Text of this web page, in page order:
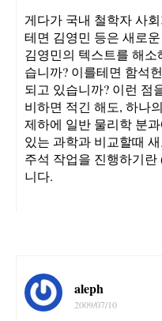
게다가 국내 철학자 사
테면 김영민 등은 새로
김영민의 텍스트를 해
습니까? 이를테면 함석
되고 있습니까? 이런 점
비하면 적긴 해도, 하나
제하에 일반 물리학 분
있는 과학과 비교할때
주석 작업을 진행하기
니다.
aleph
2009/07/10